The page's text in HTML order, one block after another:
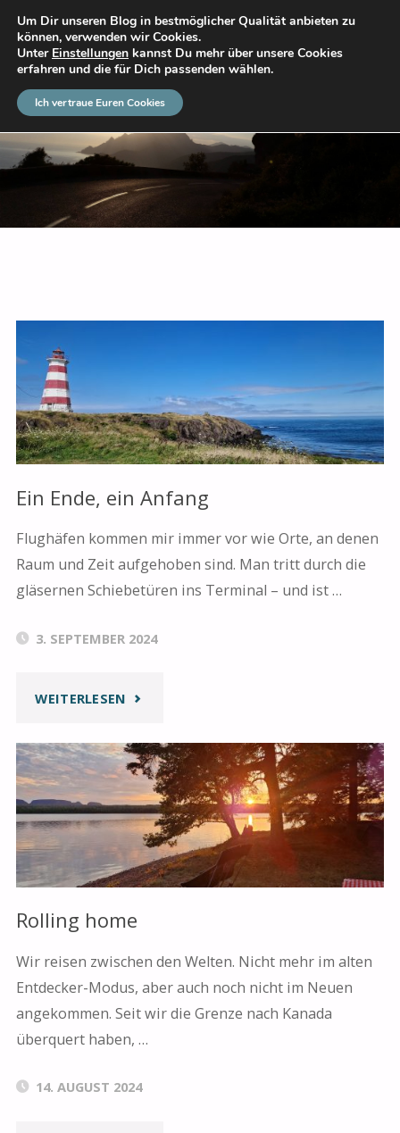
DAS GROSSE ABENTEUER
Ein Ende, ein Anfang
Flughäfen kommen mir immer vor wie Orte, an denen
Raum und Zeit aufgehoben sind. Man tritt durch die
gläsernen Schiebetüren ins Terminal – und ist …
3. SEPTEMBER 2024
WEITERLESEN "EIN
ENDE,
EIN
ANFANG"
Rolling home
Wir reisen zwischen den Welten. Nicht mehr im alten
Entdecker-Modus, aber auch noch nicht im Neuen
angekommen. Seit wir die Grenze nach Kanada
überquert haben, …
14. AUGUST 2024
Um Dir unseren Blog in bestmöglicher Qualität anbieten zu
können, verwenden wir Cookies.
Unter Einstellungen kannst Du mehr über unsere Cookies
erfahren und die für Dich passenden wählen.
Ich vertraue Euren Cookies